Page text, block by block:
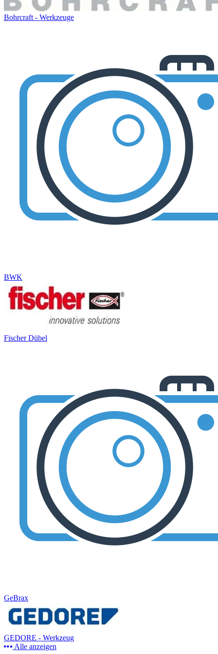
Bohrcraft - Werkzeuge
BWK
Fischer Dübel
GeBrax
GEDORE - Werkzeug
Alle anzeigen